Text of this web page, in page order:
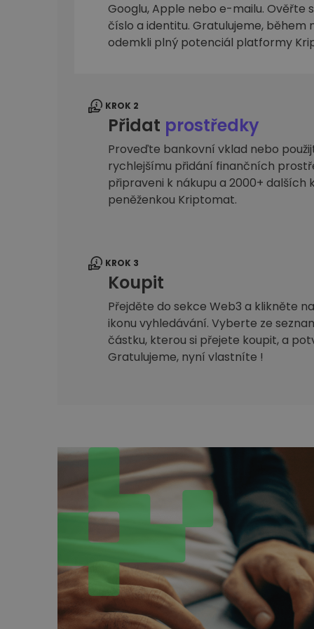
Průzkumník investic
Najdi svou krypto strategii
Googlu, Apple nebo e-mailu. Ověřte
číslo a identitu. Gratulujeme, během
odemkli plný potenciál platformy
KROK 2
Přidat prostředky
Proveďte bankovní vklad nebo
rychlejšímu přidání finančních
připraveni k nákupu a 2000+ dalších
peněženkou Kriptomat.
KROK 3
Koupit
Přejděte do sekce Web3 a klikněte
ikonu vyhledávání. Vyberte ze
částku, kterou si přejete koupit, a
Gratulujeme, nyní vlastníte !